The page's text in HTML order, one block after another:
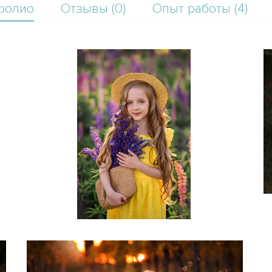
Отзывы (0) Опыт работы (4)